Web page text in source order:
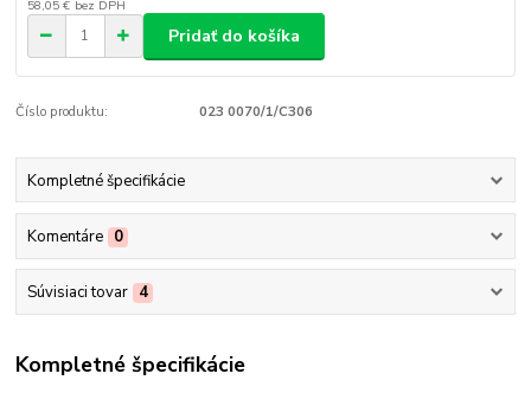
58,05 € bez DPH
Pridať do košíka
Číslo produktu: 023 0070/1/C306
Kompletné špecifikácie
Komentáre 0
Súvisiaci tovar 4
Kompletné špecifikácie